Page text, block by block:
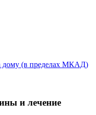
дому (в пределах МКАД)
и лечение